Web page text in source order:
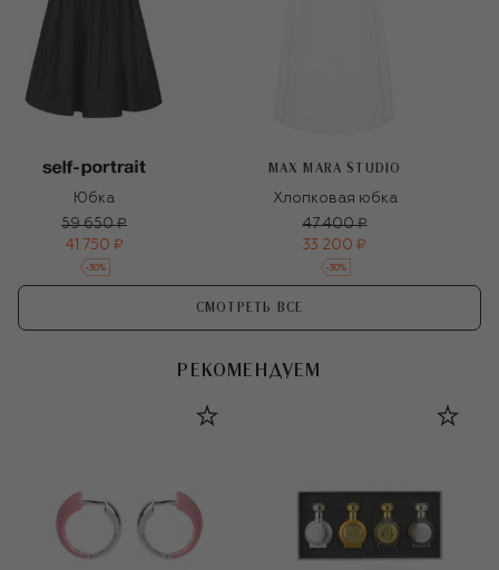
Юбка
59 650 ₽
41 750 ₽
-30%
MAX MARA STUDIO
Хлопковая юбка
47 400 ₽
33 200 ₽
-30%
СМОТРЕТЬ ВСЕ
РЕКОМЕНДУЕМ